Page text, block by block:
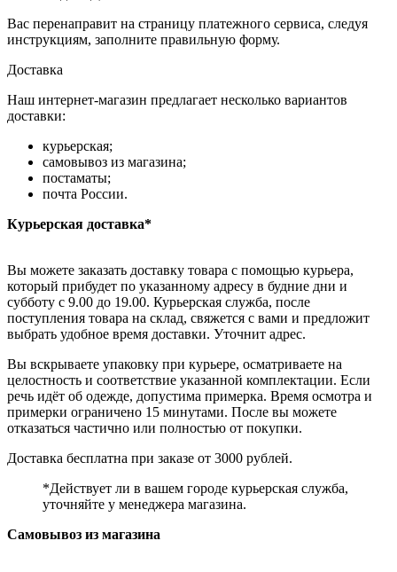
Вас перенаправит на страницу платежного сервиса, следуя
инструкциям, заполните правильную форму.
Доставка
Наш интернет-магазин предлагает несколько вариантов
доставки:
курьерская;
самовывоз из магазина;
постаматы;
почта России.
Курьерская доставка*
Вы можете заказать доставку товара с помощью курьера,
который прибудет по указанному адресу в будние дни и
субботу с 9.00 до 19.00. Курьерская служба, после
поступления товара на склад, свяжется с вами и предложит
выбрать удобное время доставки. Уточнит адрес.
Вы вскрываете упаковку при курьере, осматриваете на
целостность и соответствие указанной комплектации. Если
речь идёт об одежде, допустима примерка. Время осмотра и
примерки ограничено 15 минутами. После вы можете
отказаться частично или полностью от покупки.
Доставка бесплатна при заказе от 3000 рублей.
*Действует ли в вашем городе курьерская служба,
уточняйте у менеджера магазина.
Самовывоз из магазина